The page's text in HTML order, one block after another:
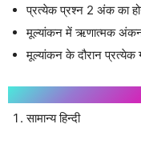
प्रत्येक प्रश्न 2 अंक का
मूल्यांकन में ऋणात्मक अंकन
मूल्यांकन के दौरान
सामान्य हिन्दी